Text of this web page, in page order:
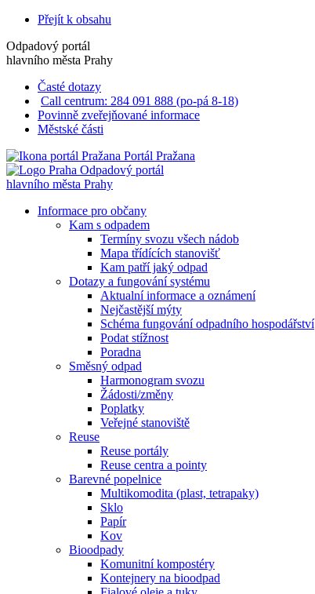
Přejít k obsahu
Odpadový portál
hlavního města Prahy
Časté dotazy
Call centrum: 284 091 888 (po-pá 8-18)
Povinně zveřejňované informace
Městské části
Portál Pražana
Odpadový portál
hlavního města Prahy
Informace pro občany
Kam s odpadem
Termíny svozu všech nádob
Mapa třídících stanovišť
Kam patří jaký odpad
Dotazy a fungování systému
Aktualní informace a oznámení
Nejčastější mýty
Schéma fungování odpadního hospodářství
Podat stížnost
Poradna
Směsný odpad
Harmonogram svozu
Žádosti/změny
Poplatky
Veřejné stanoviště
Reuse
Reuse portály
Reuse centra a pointy
Barevné popelnice
Multikomodita (plast, tetrapaky)
Sklo
Papír
Kov
Bioodpady
Komunitní kompostéry
Kontejnery na bioodpad